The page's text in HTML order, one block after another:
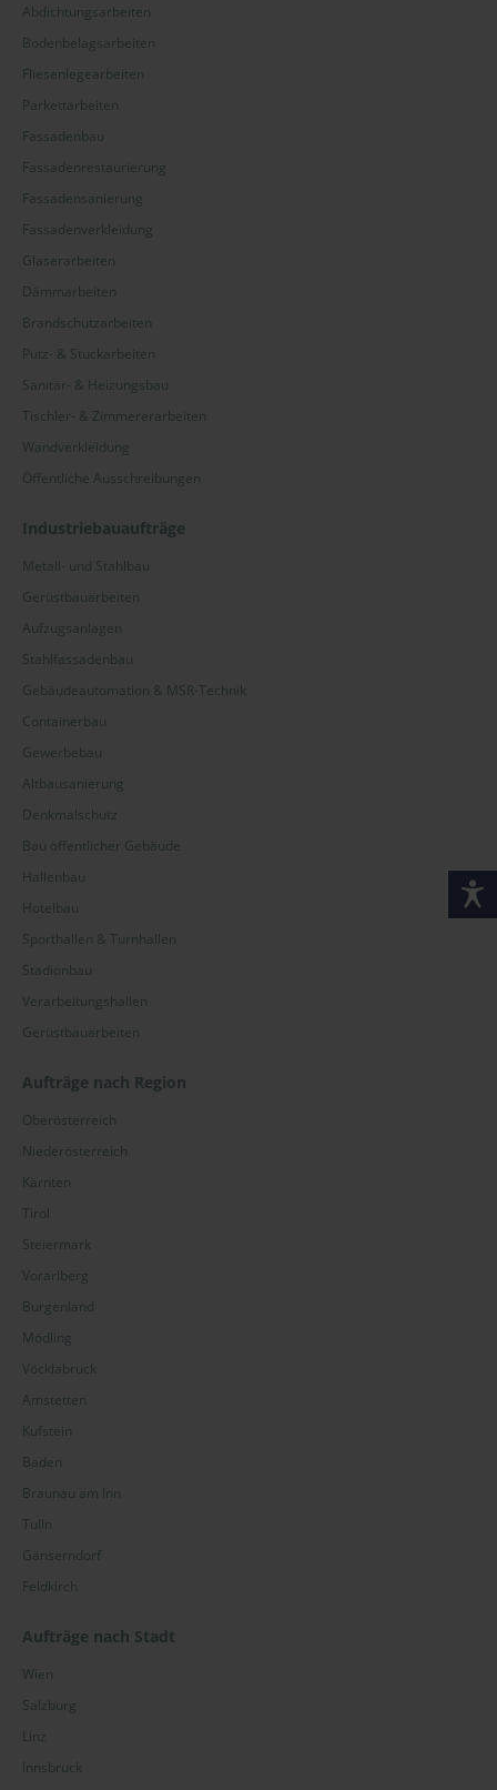
Abdichtungsarbeiten
Bodenbelagsarbeiten
Fliesenlegearbeiten
Parkettarbeiten
Fassadenbau
Fassadenrestaurierung
Fassadensanierung
Fassadenverkleidung
Glaserarbeiten
Dämmarbeiten
Brandschutzarbeiten
Putz- & Stuckarbeiten
Sanitär- & Heizungsbau
Tischler- & Zimmererarbeiten
Wandverkleidung
Öffentliche Ausschreibungen
Industriebauaufträge
Metall- und Stahlbau
Gerüstbauarbeiten
Aufzugsanlagen
Stahlfassadenbau
Gebäudeautomation & MSR-Technik
Containerbau
Gewerbebau
Altbausanierung
Denkmalschutz
Bau öffentlicher Gebäude
Hallenbau
Hotelbau
Sporthallen & Turnhallen
Stadionbau
Verarbeitungshallen
Gerüstbauarbeiten
Aufträge nach Region
Oberösterreich
Niederösterreich
Kärnten
Tirol
Steiermark
Vorarlberg
Burgenland
Mödling
Vöcklabruck
Amstetten
Kufstein
Baden
Braunau am Inn
Tulln
Gänserndorf
Feldkirch
Aufträge nach Stadt
Wien
Salzburg
Linz
Innsbruck